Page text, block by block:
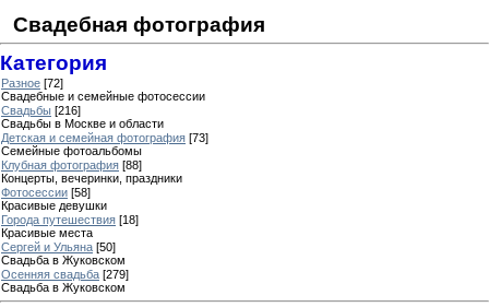
Свадебная фотография
Категория
Разное [72]
Свадебные и семейные фотосессии
Свадьбы [216]
Свадьбы в Москве и области
Детская и семейная фотография [73]
Семейные фотоальбомы
Клубная фотография [88]
Концерты, вечеринки, праздники
Фотосессии [58]
Красивые девушки
Города путешествия [18]
Красивые места
Сергей и Ульяна [50]
Свадьба в Жуковском
Осенняя свадьба [279]
Свадьба в Жуковском